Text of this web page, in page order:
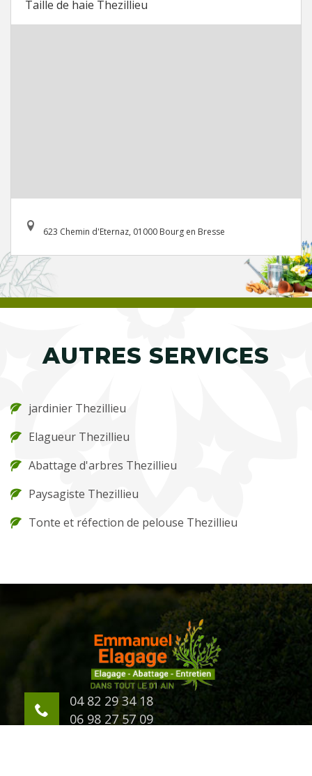
Taille de haie Thezillieu
623 Chemin d'Eternaz, 01000 Bourg en Bresse
AUTRES SERVICES
jardinier Thezillieu
Elagueur Thezillieu
Abattage d'arbres Thezillieu
Paysagiste Thezillieu
Tonte et réfection de pelouse Thezillieu
04 82 29 34 18
06 98 27 57 09